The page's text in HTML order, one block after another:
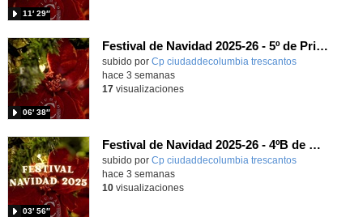
11′ 29″
Festival de Navidad 2025-26 - 5º de Primaria
subido por Cp ciudaddecolumbia trescantos
06′ 38″
-
hace 3 semanas
17visualizaciones
Festival de Navidad 2025-26 - 4ºB de Primaria
subido por Cp ciudaddecolumbia trescantos
03′ 56″
-
hace 3 semanas
10visualizaciones